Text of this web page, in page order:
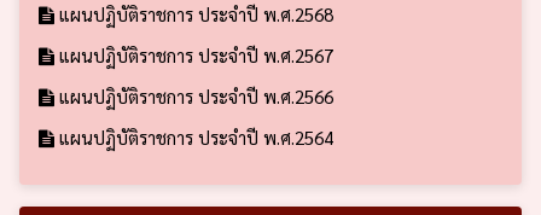
แผนปฏิบัติราชการ ประจำปี พ.ศ.2568
แผนปฏิบัติราชการ ประจำปี พ.ศ.2567
แผนปฏิบัติราชการ ประจำปี พ.ศ.2566
แผนปฏิบัติราชการ ประจำปี พ.ศ.2564